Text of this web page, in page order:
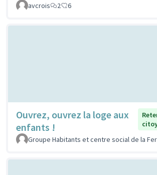
avcrois
2 6
Ouvrez, ouvrez la loge aux
enfants !
Groupe Habitants et centre social de la